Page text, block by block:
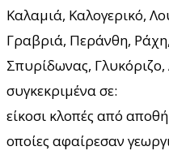
Καλαμιά, Καλογερικό,
Γραβριά, Περάνθη,
Σπυρίδωνας,
συγκεκριμένα σε:
είκοσι κλοπές από
οποίες αφαίρεσαν